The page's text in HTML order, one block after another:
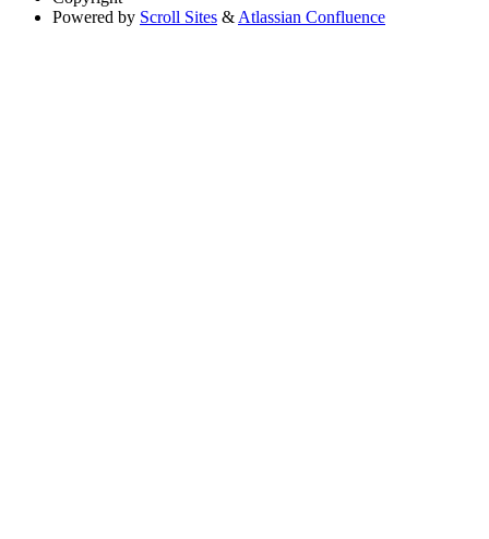
Powered by Scroll Sites & Atlassian Confluence